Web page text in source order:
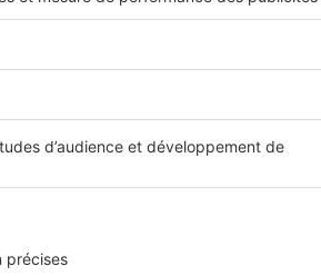
et pendant l’automne
quelques petits travaux. Prenez le
assurer que le toit (tuiles cassées
sont en bon état avant l’arrivée
vérifiez aussi que vos gouttières
de pluie. Une fois cela fait,
d’air. Si vous en trouvez, vous
froid, notamment des rideaux
froid qui pénètre à travers les vitres.